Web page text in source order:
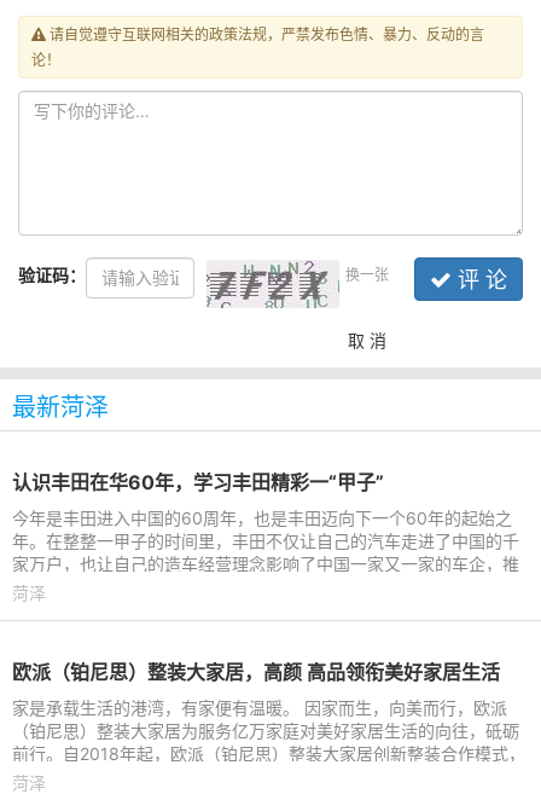
请自觉遵守互联网相关的政策法规，严禁发布色情、暴力、反动的言
论！
验证码： 换一张 评 论
取 消
最新菏泽
认识丰田在华60年，学习丰田精彩一“甲子”
今年是丰田进入中国的60周年，也是丰田迈向下一个60年的起始之
年。在整整一甲子的时间里，丰田不仅让自己的汽车走进了中国的千
家万户，也让自己的造车经营理念影响了中国一家又一家的车企，推
动整个中国汽车产业的向
菏泽
欧派（铂尼思）整装大家居，高颜 高品领衔美好家居生活
家是承载生活的港湾，有家便有温暖。 因家而生，向美而行，欧派
（铂尼思）整装大家居为服务亿万家庭对美好家居生活的向往，砥砺
前行。自2018年起，欧派（铂尼思）整装大家居创新整装合作模式，
合作各地头部装企，软硬
菏泽